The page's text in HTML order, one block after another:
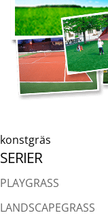
konstgräs
SERIER
PLAYGRASS
LANDSCAPEGRASS